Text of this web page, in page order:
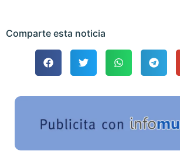
Comparte esta noticia